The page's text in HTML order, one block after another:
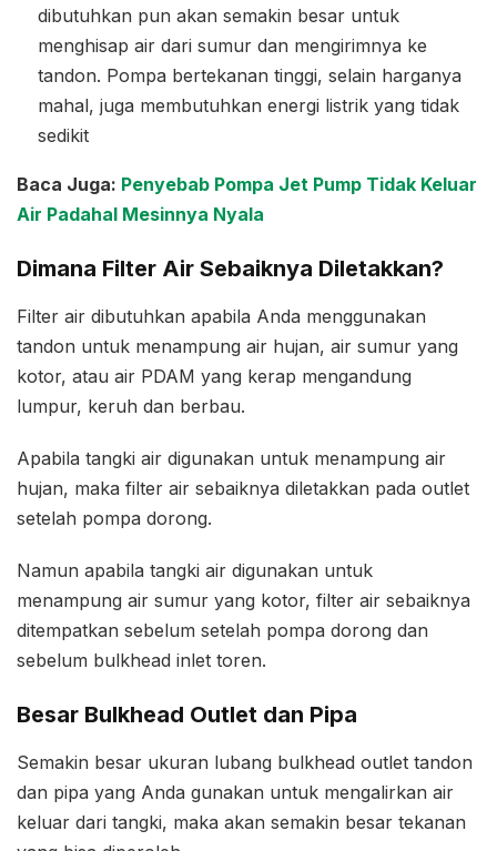
dibutuhkan pun akan semakin besar untuk
menghisap air dari sumur dan mengirimnya ke
tandon. Pompa bertekanan tinggi, selain harganya
mahal, juga membutuhkan energi listrik yang tidak
sedikit
Baca Juga: Penyebab Pompa Jet Pump Tidak Keluar
Air Padahal Mesinnya Nyala
Dimana Filter Air Sebaiknya Diletakkan?
Filter air dibutuhkan apabila Anda menggunakan
tandon untuk menampung air hujan, air sumur yang
kotor, atau air PDAM yang kerap mengandung
lumpur, keruh dan berbau.
Apabila tangki air digunakan untuk menampung air
hujan, maka filter air sebaiknya diletakkan pada outlet
setelah pompa dorong.
Namun apabila tangki air digunakan untuk
menampung air sumur yang kotor, filter air sebaiknya
ditempatkan sebelum setelah pompa dorong dan
sebelum bulkhead inlet toren.
Besar Bulkhead Outlet dan Pipa
Semakin besar ukuran lubang bulkhead outlet tandon
dan pipa yang Anda gunakan untuk mengalirkan air
keluar dari tangki, maka akan semakin besar tekanan